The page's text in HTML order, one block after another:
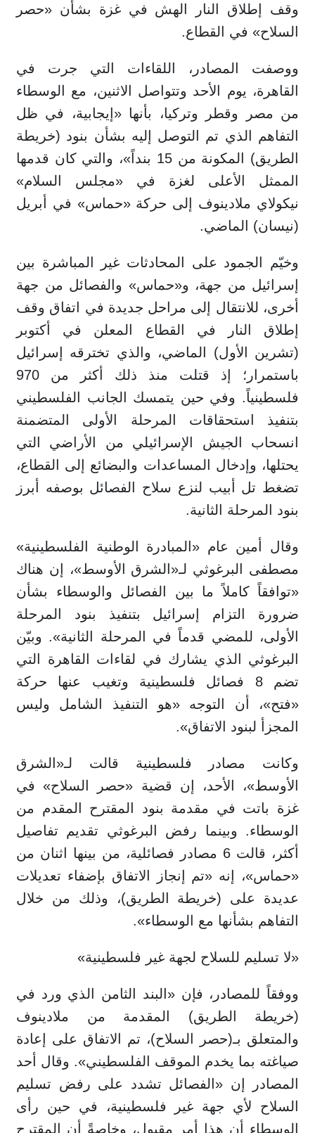
وقف إطلاق النار الهش في غزة بشأن «حصر
السلاح» في القطاع.
ووصفت المصادر، اللقاءات التي جرت في
القاهرة، يوم الأحد وتتواصل الاثنين، مع الوسطاء
من مصر وقطر وتركيا، بأنها «إيجابية، في ظل
التفاهم الذي تم التوصل إليه بشأن بنود (خريطة
الطريق) المكونة من 15 بنداً»، والتي كان قدمها
الممثل الأعلى لغزة في «مجلس السلام»
نيكولاي ملادينوف إلى حركة «حماس» في أبريل
(نيسان) الماضي.
وخيّم الجمود على المحادثات غير المباشرة بين
إسرائيل من جهة، و«حماس» والفصائل من جهة
أخرى، للانتقال إلى مراحل جديدة في اتفاق وقف
إطلاق النار في القطاع المعلن في أكتوبر
(تشرين الأول) الماضي، والذي تخترقه إسرائيل
باستمرار؛ إذ قتلت منذ ذلك أكثر من 970
فلسطينياً. وفي حين يتمسك الجانب الفلسطيني
بتنفيذ استحقاقات المرحلة الأولى المتضمنة
انسحاب الجيش الإسرائيلي من الأراضي التي
يحتلها، وإدخال المساعدات والبضائع إلى القطاع،
تضغط تل أبيب لنزع سلاح الفصائل بوصفه أبرز
بنود المرحلة الثانية.
وقال أمين عام «المبادرة الوطنية الفلسطينية»
مصطفى البرغوثي لـ«الشرق الأوسط»، إن هناك
«توافقاً كاملاً ما بين الفصائل والوسطاء بشأن
ضرورة التزام إسرائيل بتنفيذ بنود المرحلة
الأولى، للمضي قدماً في المرحلة الثانية». وبيّن
البرغوثي الذي يشارك في لقاءات القاهرة التي
تضم 8 فصائل فلسطينية وتغيب عنها حركة
«فتح»، أن التوجه «هو التنفيذ الشامل وليس
المجزأ لبنود الاتفاق».
وكانت مصادر فلسطينية قالت لـ«الشرق
الأوسط»، الأحد، إن قضية «حصر السلاح» في
غزة باتت في مقدمة بنود المقترح المقدم من
الوسطاء. وبينما رفض البرغوثي تقديم تفاصيل
أكثر، قالت 6 مصادر فصائلية، من بينها اثنان من
«حماس»، إنه «تم إنجاز الاتفاق بإضفاء تعديلات
عديدة على (خريطة الطريق)، وذلك من خلال
التفاهم بشأنها مع الوسطاء».
«لا تسليم للسلاح لجهة غير فلسطينية»
ووفقاً للمصادر، فإن «البند الثامن الذي ورد في
(خريطة الطريق) المقدمة من ملادينوف
والمتعلق بـ(حصر السلاح)، تم الاتفاق على إعادة
صياغته بما يخدم الموقف الفلسطيني». وقال أحد
المصادر إن «الفصائل تشدد على رفض تسليم
السلاح لأي جهة غير فلسطينية، في حين رأى
الوسطاء أن هذا أمر مقبول، وخاصةً أن المقترح